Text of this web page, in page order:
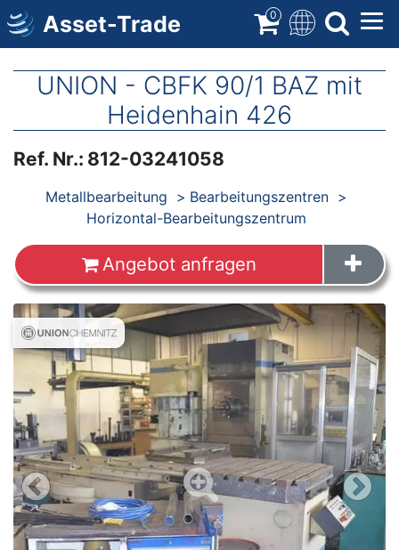
Direkt
zum
Inhalt
Asset-Trade 0
UNION - CBFK 90/1 BAZ mit
Heidenhain 426
Ref. Nr.: 812-03241058
ProdukteMetallbearbeitung
Bearbeitungszentren
Horizontal-Bearbeitungszentrum
Angebot anfragen